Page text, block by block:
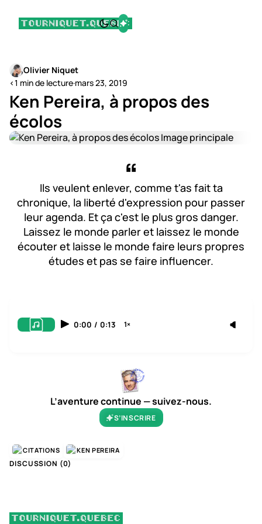
Olivier Niquet
<1 min de lecture·mars 23, 2019
Ken Pereira, à propos des
écolos
Ils veulent enlever, comme t'as fait ta
chronique, la liberté d'expression pour passer
leur agenda. Et ça c'est le plus gros danger.
Laissez le monde parler et laissez le monde
écouter et laisse le monde faire leurs propres
études et pas se faire influencer.
0:00 / 0:13 1×
L’aventure continue — suivez-nous.
S’INSCRIRE
CITATIONS KEN PEREIRA
DISCUSSION (0)